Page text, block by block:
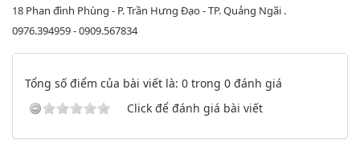
18 Phan đình Phùng - P. Trần Hưng Đạo - TP. Quảng Ngãi .
0976.394959 - 0909.567834
Tổng số điểm của bài viết là: 0 trong 0 đánh giá
Click để đánh giá bài viết